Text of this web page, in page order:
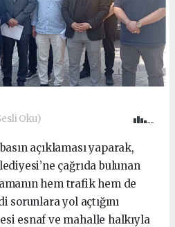
Oku)
açıklaması yaparak,
çağrıda bulunan
hem trafik hem de
sorunlara yol açtığını
esnaf ve mahalle halkıyla